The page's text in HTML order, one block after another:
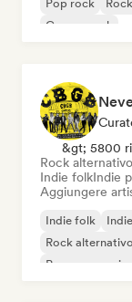
Pop rock
Garage rock
&gt; 5800
Rock alternativo
Indie folkIndie
Aggiungere
Indie folk
Rock alternativo
Pop progressivo